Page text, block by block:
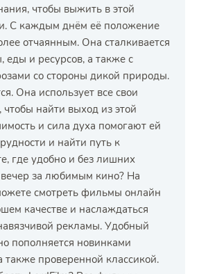
чтобы выжить в этой
С каждым днём её положение
отчаянным. Она сталкивается
еды и ресурсов, а также с
со стороны дикой природы.
Она использует все свои
найти выход из этой
и сила духа помогают ей
и найти путь к
где удобно и без лишних
за любимым кино? На
смотреть фильмы онлайн
качестве и наслаждаться
рекламы. Удобный
пополняется новинками
также проверенной классикой.